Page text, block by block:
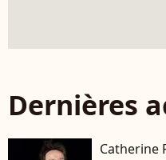
Dernières
Catherine